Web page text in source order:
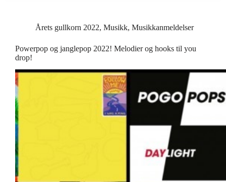
Årets gullkorn 2022, Musikk, Musikkanmeldelser
Powerpop og janglepop 2022! Melodier og hooks til you
drop!